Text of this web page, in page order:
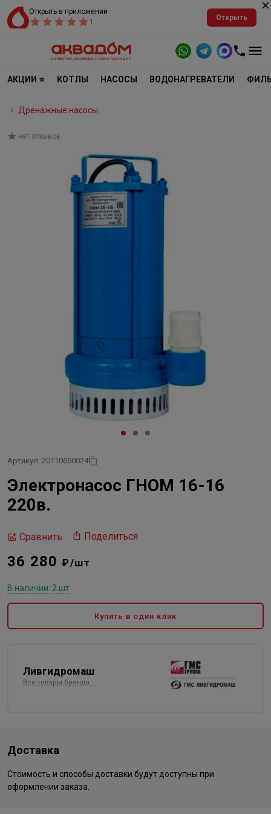
Открыть в приложении
1
Открыть
АКЦИИ ⭐ КОТЛЫ НАСОСЫ ВОДОНАГРЕВАТЕЛИ
Дренажные насосы
нет отзывов
Артикул: 20110650024
Электронасос ГНОМ 16-16
220в.
Сравнить Поделиться
36 280₽/шт
В наличии: 2 шт
Купить в один клик
Ливгидромаш
Все товары бренда
Доставка
Стоимость и способы доставки будут доступны при
оформлении заказа.